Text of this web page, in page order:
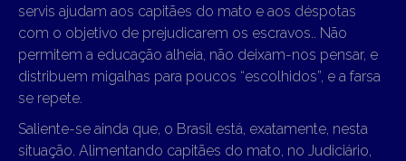
servis ajudam aos capitães do mato e aos déspotas
com o objetivo de prejudicarem os escravos.. Não
permitem a educação alheia, não deixam-nos pensar, e
distribuem migalhas para poucos “escolhidos”, e a farsa
se repete.
Saliente-se ainda que, o Brasil está, exatamente, nesta
situação. Alimentando capitães do mato, no Judiciário,